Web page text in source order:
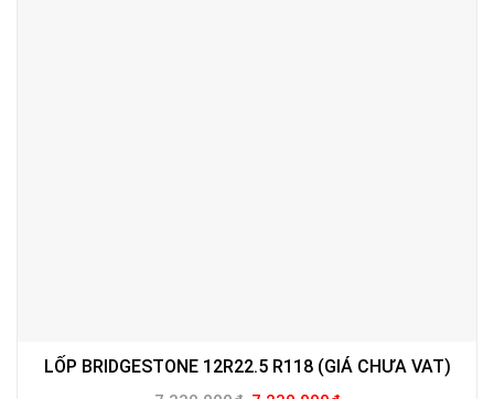
LỐP BRIDGESTONE 12R22.5 R118 (GIÁ CHƯA VAT)
Giá
Giá